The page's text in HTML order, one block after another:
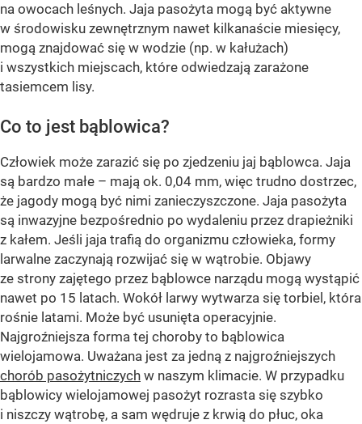
na owocach leśnych. Jaja pasożyta mogą być aktywne
w środowisku zewnętrznym nawet kilkanaście miesięcy,
mogą znajdować się w wodzie (np. w kałużach)
i wszystkich miejscach, które odwiedzają zarażone
tasiemcem lisy.
Co to jest bąblowica?
Człowiek może zarazić się po zjedzeniu jaj bąblowca. Jaja
są bardzo małe – mają ok. 0,04 mm, więc trudno dostrzec,
że jagody mogą być nimi zanieczyszczone. Jaja pasożyta
są inwazyjne bezpośrednio po wydaleniu przez drapieżniki
z kałem. Jeśli jaja trafią do organizmu człowieka, formy
larwalne zaczynają rozwijać się w wątrobie. Objawy
ze strony zajętego przez bąblowce narządu mogą wystąpić
nawet po 15 latach. Wokół larwy wytwarza się torbiel, która
rośnie latami. Może być usunięta operacyjnie.
Najgroźniejsza forma tej choroby to bąblowica
wielojamowa. Uważana jest za jedną z najgroźniejszych
chorób pasożytniczych w naszym klimacie. W przypadku
bąblowicy wielojamowej pasożyt rozrasta się szybko
i niszczy wątrobę, a sam wędruje z krwią do płuc, oka